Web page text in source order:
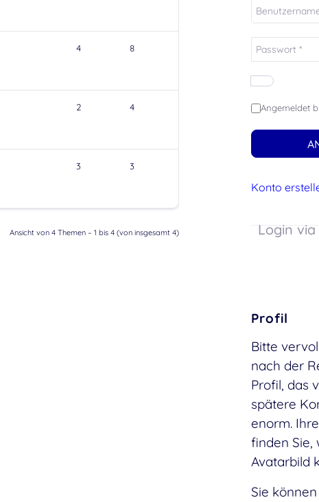
4 8
2 4
3 3
Ansicht von 4 Themen – 1 bis 4 (von insgesamt 4)
Angemeldet
Konto
Login via
Profil
Bitte
nach der
Profil, das
spätere
enorm.
finden Sie,
Avatarbild
Sie